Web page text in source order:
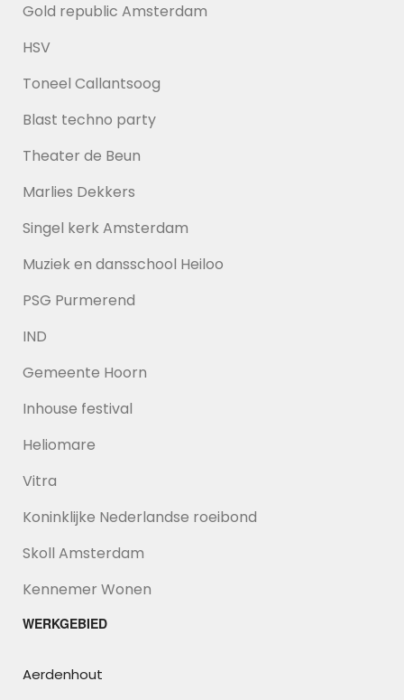
Gold republic Amsterdam
HSV
Toneel Callantsoog
Blast techno party
Theater de Beun
Marlies Dekkers
Singel kerk Amsterdam
Muziek en dansschool Heiloo
PSG Purmerend
IND
Gemeente Hoorn
Inhouse festival
Heliomare
Vitra
Koninklijke Nederlandse roeibond
Skoll Amsterdam
Kennemer Wonen
WERKGEBIED
Aerdenhout